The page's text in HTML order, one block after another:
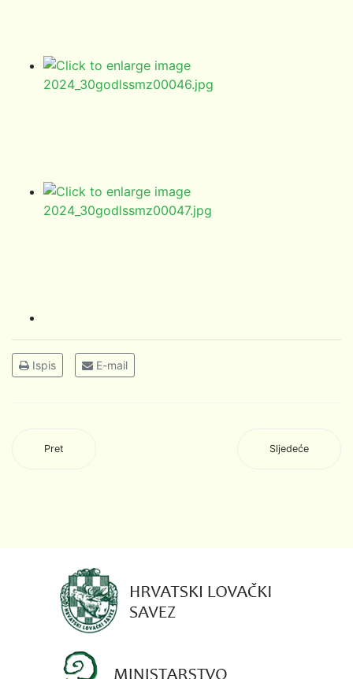
Ispis E-mail
Pret Sljedeće